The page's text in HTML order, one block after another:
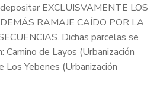
EXCLUISVAMENTE LOS
RAMAJE CAÍDO POR LA
Dichas parcelas se
Camino de Layos (Urbanización
Los Yebenes (Urbanización